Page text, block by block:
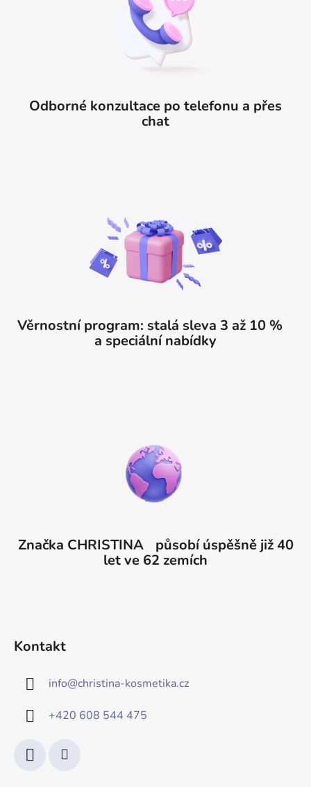
Odborné konzultace po telefonu a přes
chat
Věrnostní program: stalá sleva 3 až 10 %
a speciální nabídky
Značka CHRISTINA působí úspěšně již 40
let ve 62 zemích
Kontakt
info@christina-kosmetika.cz
+420 608 544 475